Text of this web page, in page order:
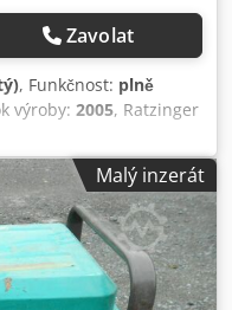
Zavolat
, Funkčnost: plně
výroby: 2005, Ratzinger
RC12 + B1000
repasovaný Drtič
velmi snadno
ZCELA NOVÝ
1100 Vstupní otvor
materiál [mm]: 600
bočního
Malý inzerát